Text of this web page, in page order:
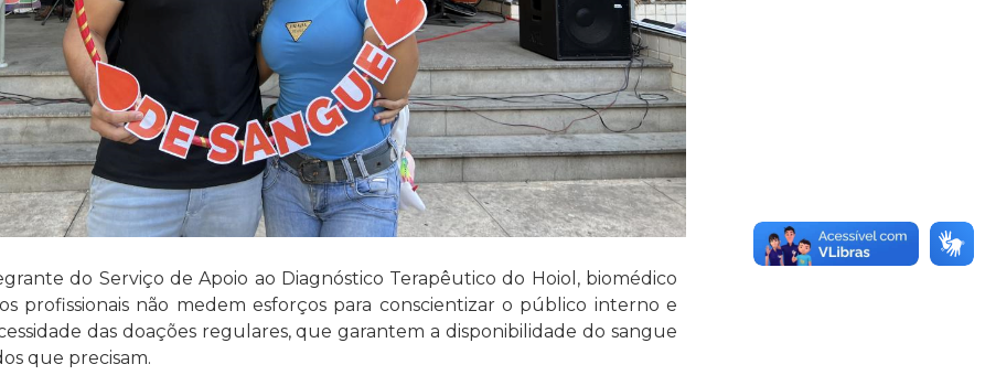
do Serviço de Apoio ao Diagnóstico Terapêutico do Hoiol, biomédico
profissionais não medem esforços para conscientizar o público interno e
das doações regulares, que garantem a disponibilidade do sangue
que precisam.